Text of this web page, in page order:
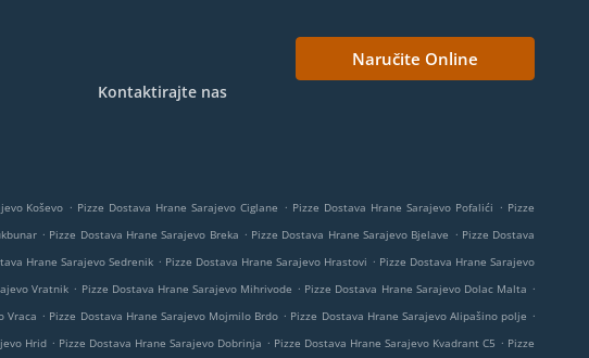
Kontaktirajte nas
Naručite Online
Koševo . Pizze Dostava Hrane Sarajevo Ciglane . Pizze Dostava Hrane Sarajevo Pofalići . Pizze
. Pizze Dostava Hrane Sarajevo Breka . Pizze Dostava Hrane Sarajevo Bjelave . Pizze Dostava
Hrane Sarajevo Sedrenik . Pizze Dostava Hrane Sarajevo Hrastovi . Pizze Dostava Hrane Sarajevo
Vratnik . Pizze Dostava Hrane Sarajevo Mihrivode . Pizze Dostava Hrane Sarajevo Dolac Malta .
Vraca . Pizze Dostava Hrane Sarajevo Mojmilo Brdo . Pizze Dostava Hrane Sarajevo Alipašino polje .
Hrid . Pizze Dostava Hrane Sarajevo Dobrinja . Pizze Dostava Hrane Sarajevo Kvadrant C5 . Pizze